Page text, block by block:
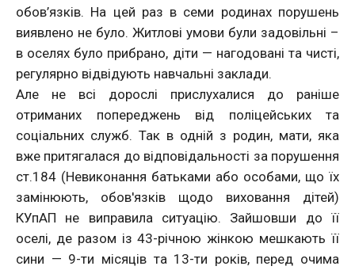
обов’язків. На цей раз в семи родинах порушень
виявлено не було. Житлові умови були задовільні –
в оселях було прибрано, діти — нагодовані та чисті,
регулярно відвідують навчальні заклади.
Але не всі дорослі прислухалися до раніше
отриманих попереджень від поліцейських та
соціальних служб. Так в одній з родин, мати, яка
вже притягалася до відповідальності за порушення
ст.184 (Невиконання батьками або особами, що їх
замінюють, обов'язків щодо виховання дітей)
КУпАП не виправила ситуацію. Зайшовши до її
оселі, де разом із 43-річною жінкою мешкають її
сини — 9-ти місяців та 13-ти років, перед очима